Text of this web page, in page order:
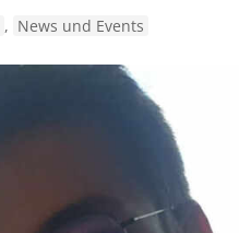
, News und Events